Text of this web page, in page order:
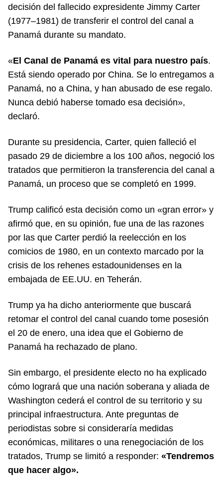
decisión del fallecido expresidente Jimmy Carter
(1977–1981) de transferir el control del canal a
Panamá durante su mandato.
«El Canal de Panamá es vital para nuestro país.
Está siendo operado por China. Se lo entregamos a
Panamá, no a China, y han abusado de ese regalo.
Nunca debió haberse tomado esa decisión»,
declaró.
Durante su presidencia, Carter, quien falleció el
pasado 29 de diciembre a los 100 años, negoció los
tratados que permitieron la transferencia del canal a
Panamá, un proceso que se completó en 1999.
Trump calificó esta decisión como un «gran error» y
afirmó que, en su opinión, fue una de las razones
por las que Carter perdió la reelección en los
comicios de 1980, en un contexto marcado por la
crisis de los rehenes estadounidenses en la
embajada de EE.UU. en Teherán.
Trump ya ha dicho anteriormente que buscará
retomar el control del canal cuando tome posesión
el 20 de enero, una idea que el Gobierno de
Panamá ha rechazado de plano.
Sin embargo, el presidente electo no ha explicado
cómo logrará que una nación soberana y aliada de
Washington cederá el control de su territorio y su
principal infraestructura. Ante preguntas de
periodistas sobre si consideraría medidas
económicas, militares o una renegociación de los
tratados, Trump se limitó a responder: «Tendremos
que hacer algo».